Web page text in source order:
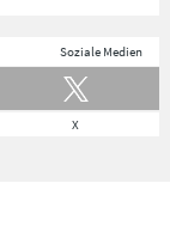
Soziale Medien
X